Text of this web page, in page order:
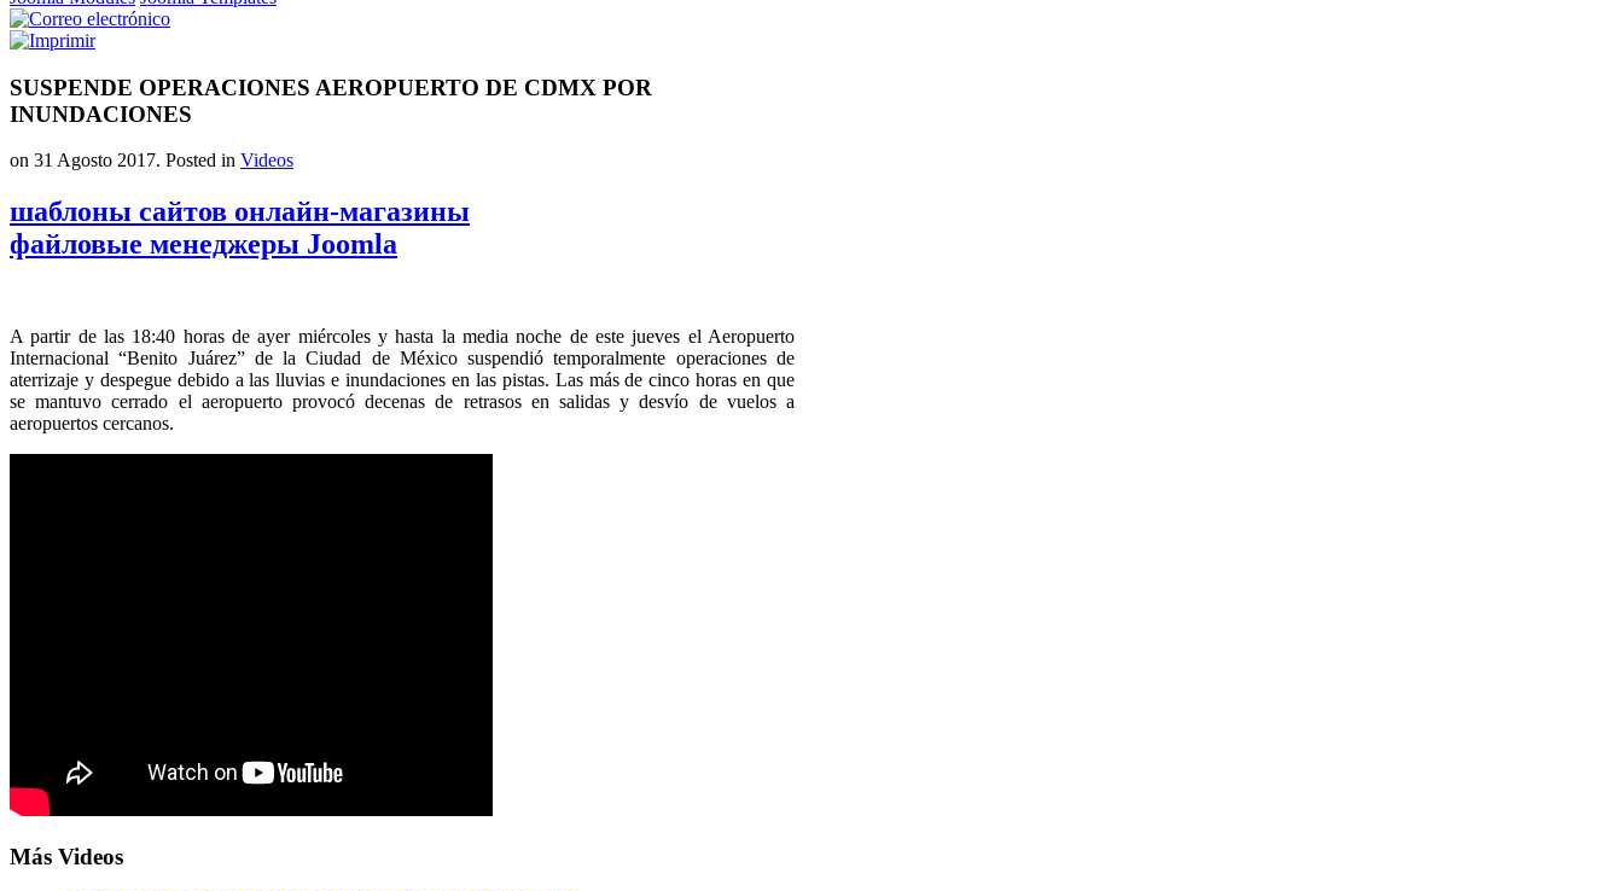
SUSPENDE OPERACIONES AEROPUERTO DE CDMX POR
INUNDACIONES
on 31 Agosto 2017. Posted in Videos
шаблоны сайтов онлайн-магазины
файловые менеджеры Joomla
A partir de las 18:40 horas de ayer miércoles y hasta la media noche de este jueves el Aeropuerto
Internacional “Benito Juárez” de la Ciudad de México suspendió temporalmente operaciones de
aterrizaje y despegue debido a las lluvias e inundaciones en las pistas. Las más de cinco horas en que
se mantuvo cerrado el aeropuerto provocó decenas de retrasos en salidas y desvío de vuelos a
aeropuertos cercanos.
Más Videos